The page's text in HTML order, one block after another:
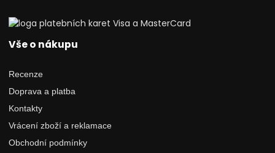
Vše o nákupu
Recenze
Doprava a platba
Kontakty
Vrácení zboží a reklamace
Obchodní podmínky